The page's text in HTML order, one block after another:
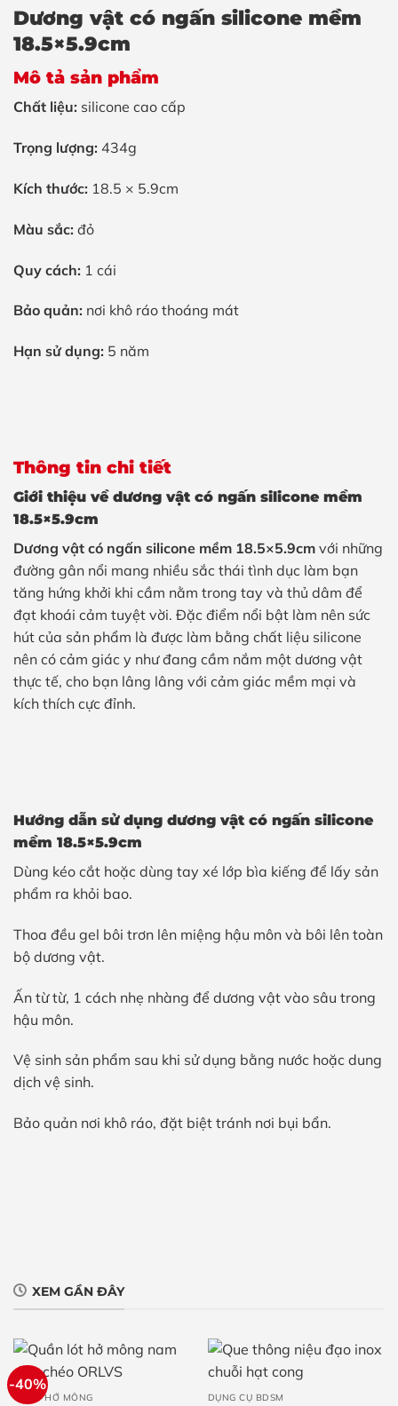
Dương vật có ngấn silicone mềm
18.5×5.9cm
Mô tả sản phẩm
Chất liệu: silicone cao cấp
Trọng lượng: 434g
Kích thước: 18.5 × 5.9cm
Màu sắc: đỏ
Quy cách: 1 cái
Bảo quản: nơi khô ráo thoáng mát
Hạn sử dụng: 5 năm
Thông tin chi tiết
Giới thiệu về dương vật có ngấn silicone mềm
18.5×5.9cm
Dương vật có ngấn silicone mềm 18.5×5.9cm với những
đường gân nổi mang nhiều sắc thái tình dục làm bạn
tăng hứng khởi khi cầm nằm trong tay và thủ dâm để
đạt khoái cảm tuyệt vời. Đặc điểm nổi bật làm nên sức
hút của sản phẩm là được làm bằng chất liệu silicone
nên có cảm giác y như đang cầm nắm một dương vật
thực tế, cho bạn lâng lâng với cảm giác mềm mại và
kích thích cực đỉnh.
Hướng dẫn sử dụng dương vật có ngấn silicone
mềm 18.5×5.9cm
Dùng kéo cắt hoặc dùng tay xé lớp bìa kiếng để lấy sản
phẩm ra khỏi bao.
Thoa đều gel bôi trơn lên miệng hậu môn và bôi lên toàn
bộ dương vật.
Ấn từ từ, 1 cách nhẹ nhàng để dương vật vào sâu trong
hậu môn.
Vệ sinh sản phẩm sau khi sử dụng bằng nước hoặc dung
dịch vệ sinh.
Bảo quản nơi khô ráo, đặt biệt tránh nơi bụi bẩn.
XEM GẦN ĐÂY
-40%
QUẦN HỞ MÔNG DỤNG CỤ BDSM